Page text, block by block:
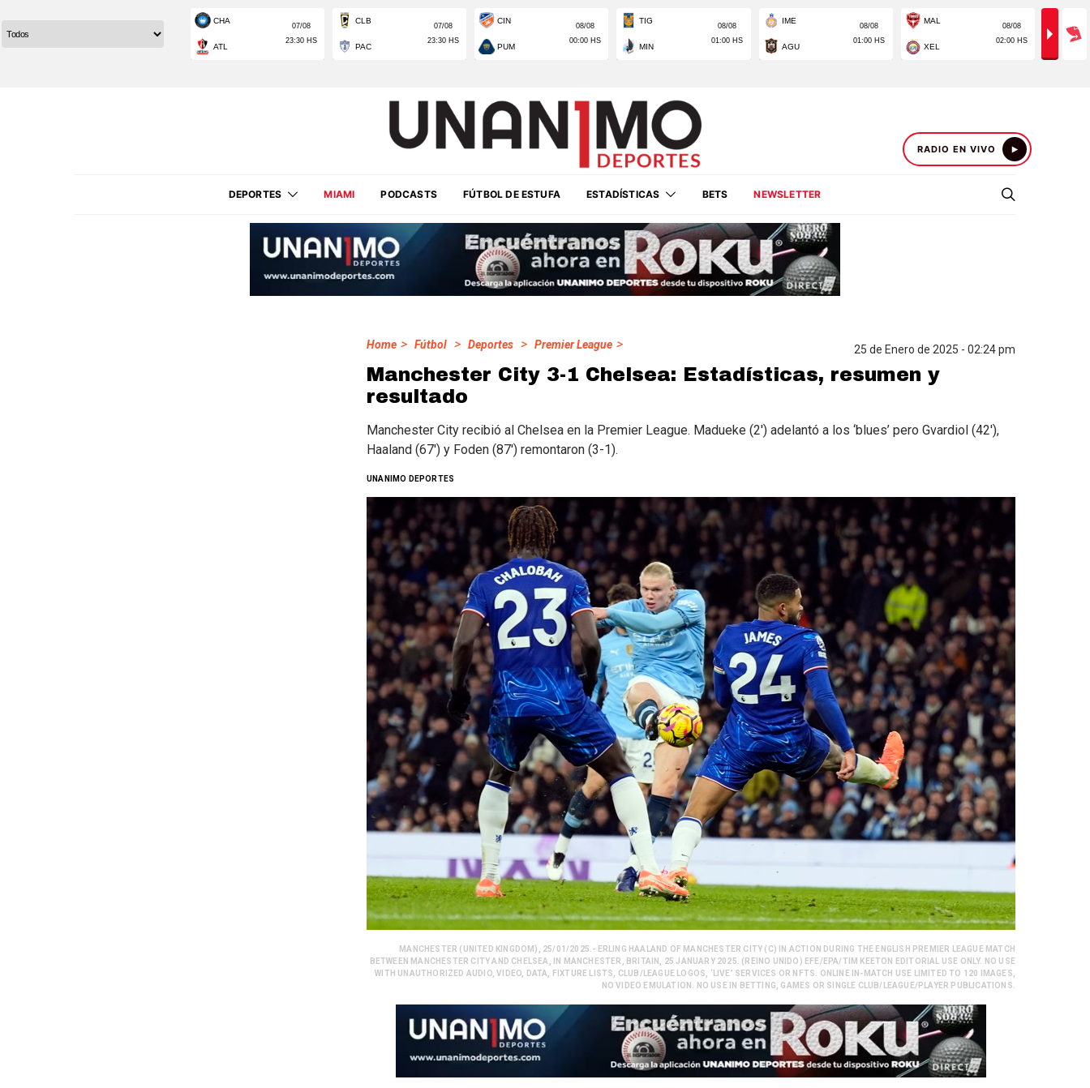
RADIO EN VIVO
DEPORTES MIAMI PODCASTS FÚTBOL DE ESTUFA ESTADÍSTICAS BETS NEWSLETTER
Home > Fútbol > Deportes > Premier League > 25 de Enero de 2025 - 02:24 pm
Manchester City 3-1 Chelsea: Estadísticas, resumen y
resultado
Manchester City recibió al Chelsea en la Premier League. Madueke (2′) adelantó a los ‘blues’ pero Gvardiol (42′),
Haaland (67′) y Foden (87′) remontaron (3-1).
UNANIMO DEPORTES
MANCHESTER (UNITED KINGDOM), 25/01/2025.- ERLING HAALAND OF MANCHESTER CITY (C) IN ACTION DURING THE ENGLISH PREMIER LEAGUE MATCH
BETWEEN MANCHESTER CITY AND CHELSEA, IN MANCHESTER, BRITAIN, 25 JANUARY 2025. (REINO UNIDO) EFE/EPA/TIM KEETON EDITORIAL USE ONLY. NO USE
WITH UNAUTHORIZED AUDIO, VIDEO, DATA, FIXTURE LISTS, CLUB/LEAGUE LOGOS, ‘LIVE’ SERVICES OR NFTS. ONLINE IN-MATCH USE LIMITED TO 120 IMAGES,
NO VIDEO EMULATION. NO USE IN BETTING, GAMES OR SINGLE CLUB/LEAGUE/PLAYER PUBLICATIONS.